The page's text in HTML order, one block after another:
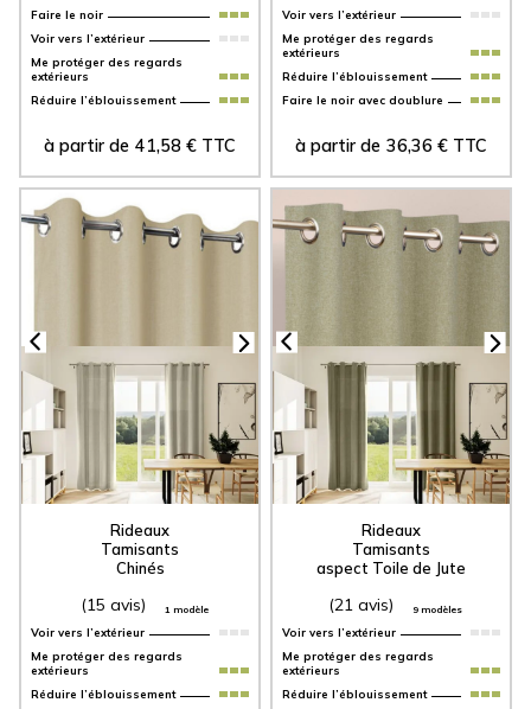
Faire le noir
Voir vers l’extérieur
Me protéger des regards
extérieurs
Réduire l’éblouissement
à partir de 41,58 € TTC
Voir vers l’extérieur
Me protéger des regards
extérieurs
Réduire l’éblouissement
Faire le noir avec doublure
à partir de 36,36 € TTC
Rideaux
Tamisants
Chinés
(15 avis) 1 modèle
Voir vers l’extérieur
Me protéger des regards
extérieurs
Réduire l’éblouissement
Rideaux
Tamisants
aspect Toile de Jute
(21 avis) 9 modèles
Voir vers l’extérieur
Me protéger des regards
extérieurs
Réduire l’éblouissement